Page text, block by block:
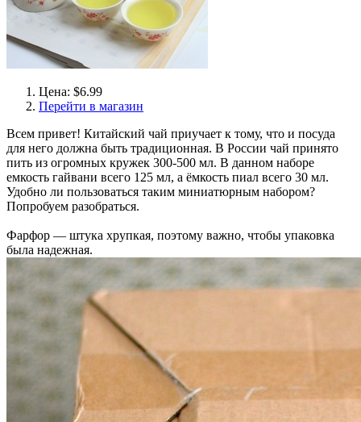
Цена: $6.99
Перейти в магазин
Всем привет! Китайский чай приучает к тому, что и посуда
для него должна быть традиционная. В России чай принято
пить из огромных кружек 300-500 мл. В данном наборе
емкость гайвани всего 125 мл, а ёмкость пиал всего 30 мл.
Удобно ли пользоваться таким миниатюрным набором?
Попробуем разобраться.
Фарфор — штука хрупкая, поэтому важно, чтобы упаковка
была надежная.